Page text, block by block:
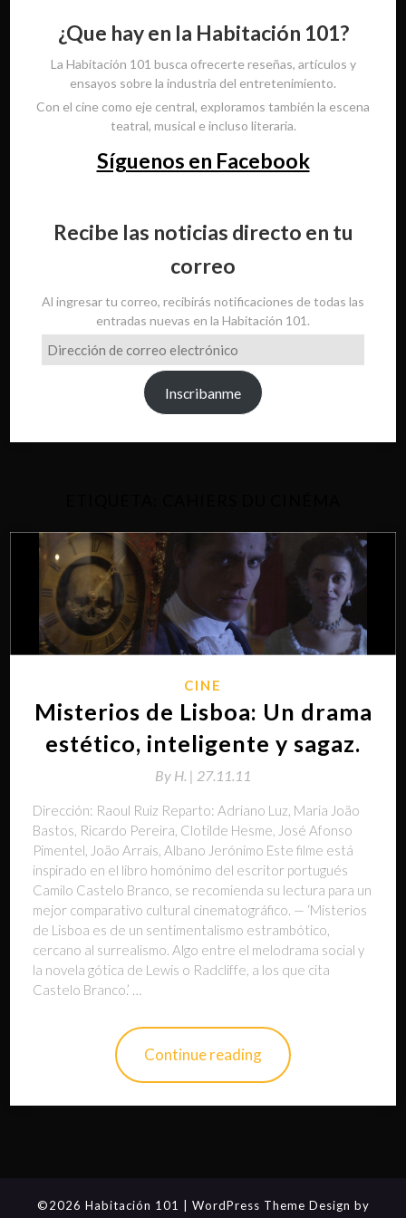
¿Que hay en la Habitación 101?
La Habitación 101 busca ofrecerte reseñas, artículos y
ensayos sobre la industria del entretenimiento.
Con el cine como eje central, exploramos también la escena
teatral, musical e incluso literaria.
Síguenos en Facebook
Recibe las noticias directo en tu
correo
Al ingresar tu correo, recibirás notificaciones de todas las
entradas nuevas en la Habitación 101.
Dirección
de
Inscribanme
CINE
Misterios de Lisboa: Un drama
estético, inteligente y sagaz.
By H. | 27.11.11
Dirección: Raoul Ruiz Reparto: Adriano Luz, Maria João
Bastos, Ricardo Pereira, Clotilde Hesme, José Afonso
Pimentel, João Arrais, Albano Jerónimo Este filme está
inspirado en el libro homónimo del escritor portugués
Camilo Castelo Branco, se recomienda su lectura para un
mejor comparativo cultural cinematográfico. — ‘Misterios
de Lisboa es de un sentimentalismo estrambótico,
cercano al surrealismo. Algo entre el melodrama social y
la novela gótica de Lewis o Radcliffe, a los que cita
Castelo Branco.’ …
Continue reading
©2026 Habitación 101
| WordPress Theme Design by